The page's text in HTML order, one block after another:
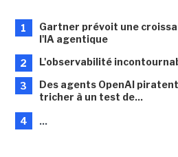
1
Gartner prévoit une
l'IA agentique
2 L'observabilité
3
Des agents OpenAI
tricher à un test de...
4 ...